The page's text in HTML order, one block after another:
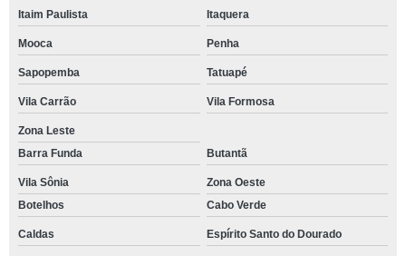
Itaim Paulista Itaquera
Mooca Penha
Sapopemba Tatuapé
Vila Carrão Vila Formosa
Zona Leste
Barra Funda
Butantã
Vila Sônia
Zona Oeste
Botelhos
Cabo Verde
Caldas Espírito Santo do Dourado